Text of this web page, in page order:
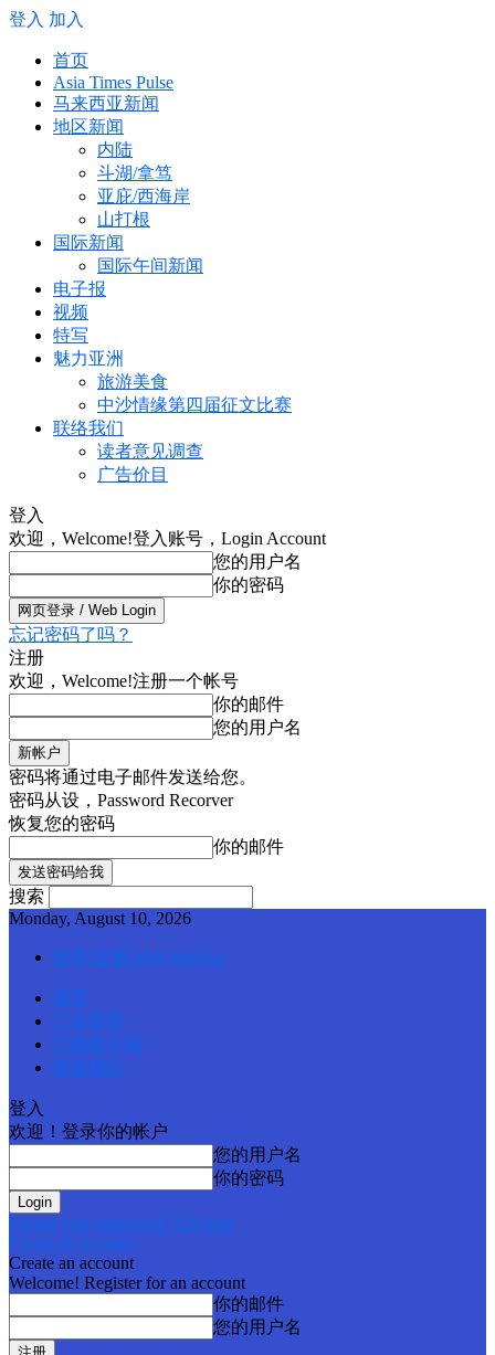
登入 加入
首页
Asia Times Pulse
马来西亚新闻
地区新闻
内陆
斗湖/拿笃
亚庇/西海岸
山打根
国际新闻
国际午间新闻
电子报
视频
特写
魅力亚洲
旅游美食
中沙情缘第四届征文比赛
联络我们
读者意见调查
广告价目
登入
欢迎，Welcome!登入账号，Login Account
您的用户名
你的密码
忘记密码了吗？
注册
欢迎，Welcome!注册一个帐号
你的邮件
您的用户名
密码将通过电子邮件发送给您。
密码从设，Password Recorver
恢复您的密码
你的邮件
搜索
Monday, August 10, 2026
登录/注册 Web SignUp
首页
广告查询
订阅电子报
联络我们
登入
欢迎！登录你的帐户
您的用户名
你的密码
Forgot your password? Get help
Create an account
Create an account
Welcome! Register for an account
你的邮件
您的用户名